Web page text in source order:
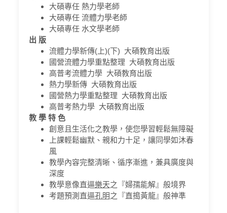
大碩專任 熱力學老師
大碩專任 流體力學老師
大碩專任 水文學老師
出 版
流體力學新傳(上)(下) 大碩教育出版
國營流體力學重點整理 大碩教育出版
高普考流體力學 大碩教育出版
熱力學新傳 大碩教育出版
國營熱力學重點整理 大碩教育出版
高普考熱力學 大碩教育出版
教 學 特 色
創意且生活化之教學，使您學習輕鬆無障礙
上課輕鬆幽默、親和力十足，讓同學如沐春
風
教學內容完整清晰、循序漸進，兼具廣度與
深度
教學意像直逼樂天之『婦孺能解』般境界
考題預測直逼孔明之『直搗黃龍』般神準